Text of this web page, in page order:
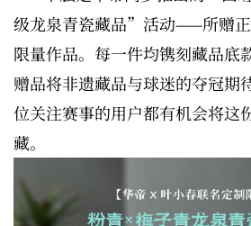
级龙泉青瓷藏品”活动——所赠
限量作品。每一件均镌刻藏品底
赠品将非遗藏品与球迷的夺冠期
位关注赛事的用户都有机会将这
藏。